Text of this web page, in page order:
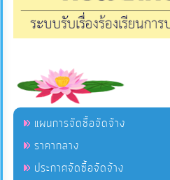
แผนการจัดซื้อจัดจ้าง
ราคากลาง
ประกาศจัดซื้อจัดจ้าง